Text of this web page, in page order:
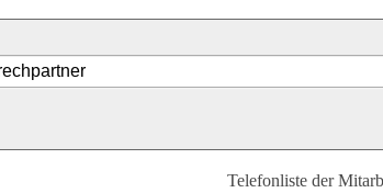
Telefonliste der